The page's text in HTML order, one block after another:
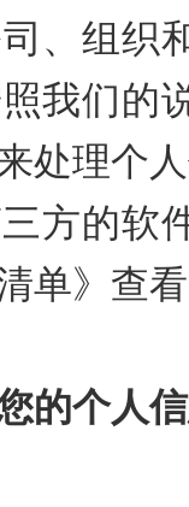
、组织
我们的
处理个
方的软
单》查
的个人